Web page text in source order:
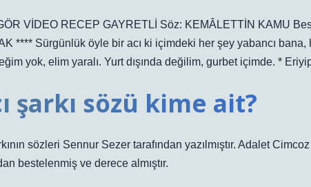
VİDEO RECEP GAYRETLİ Söz: KEMÂLETTİN KAMU
**** Sürgünlük öyle bir acı ki içimdeki her şey yabancı
yok, elim yaralı. Yurt dışında değilim, gurbet içimde. *
şarkı sözü kime ait?
sözleri Sennur Sezer tarafından yazılmıştır. Adalet
bestelenmiş ve derece almıştır.